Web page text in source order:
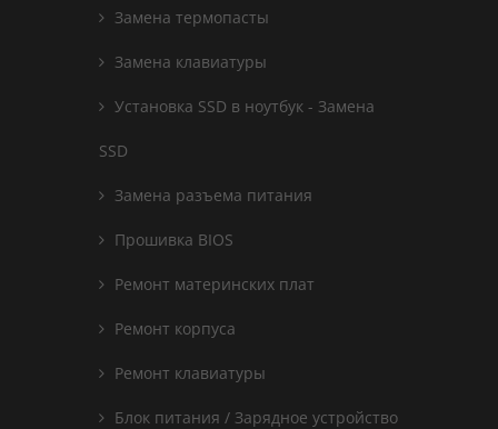
Замена термопасты
Замена клавиатуры
Установка SSD в ноутбук - Замена
SSD
Замена разъема питания
Прошивка BIOS
Ремонт материнских плат
Ремонт корпуса
Ремонт клавиатуры
Блок питания / Зарядное устройство